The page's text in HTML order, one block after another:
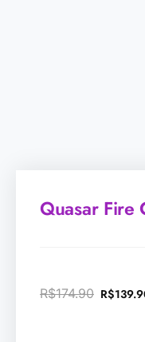
Quasar Fire
R$174.90 R$